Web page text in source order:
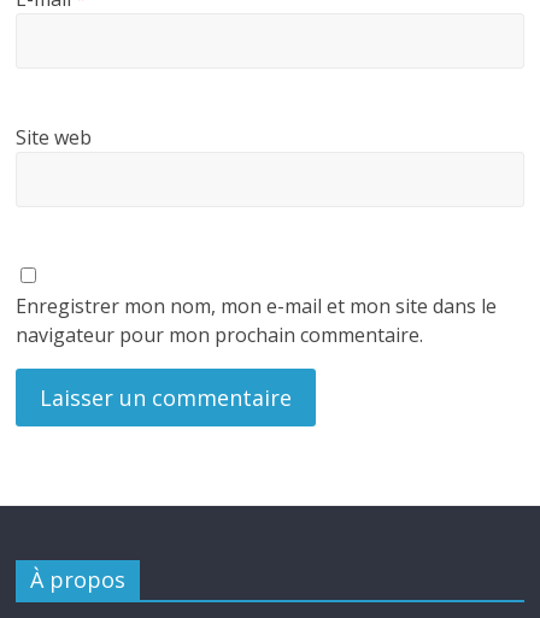
Site web
Enregistrer mon nom, mon e-mail et mon site dans le
navigateur pour mon prochain commentaire.
À propos